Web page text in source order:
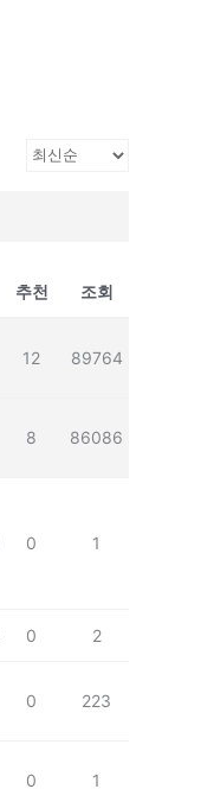
추천 조회
12 89764
8 86086
0 1
0 2
0 223
0 1